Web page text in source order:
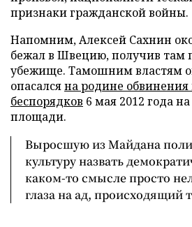
признаки гражданской войны.
Напомним, Алексей Сахнин
бежал в Швецию, получив там
убежище. Тамошним властям
опасалсяна родине обвинения
беспорядков 6 мая 2012 года
площади.
Выросшую из Майдана
культуру назвать
каком-то смысле просто
глаза на ад, происходящий